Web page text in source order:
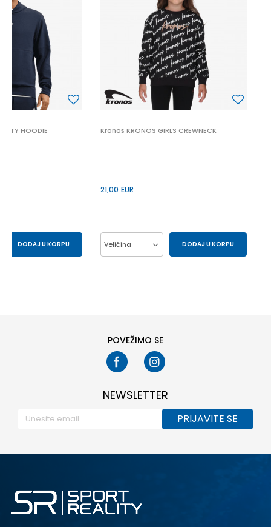
HOODIE
DODAJ U KORPU
Kronos KRONOS GIRLS CREWNECK
21,00 EUR
Veličina DODAJ U KORPU
POVEŽIMO SE
NEWSLETTER
PRIJAVITE SE